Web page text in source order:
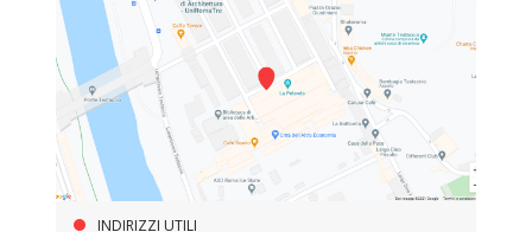
INDIRIZZI UTILI